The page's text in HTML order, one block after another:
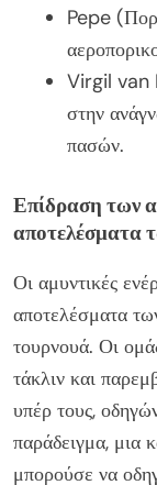
Pepe
Virgil van
στην
πασών.
Επίδραση των
αποτελέσματα
Οι αμυντικές
αποτελέσματα
τουρνουά. Οι
τάκλιν και
υπέρ τους,
παράδειγμα, μια
μπορούσε να